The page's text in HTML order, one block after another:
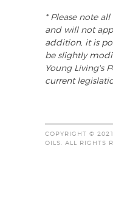
* Please note
and will not
addition, it is
be slightly
Young Living's
current
COPYRIGHT ©
OILS. ALL RIGHTS